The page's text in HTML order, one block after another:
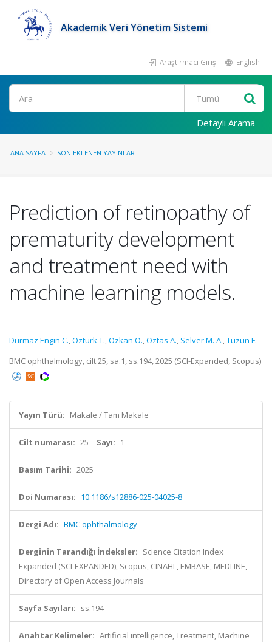
Akademik Veri Yönetim Sistemi
Araştırmacı Girişi English
Ara
Detaylı Arama
ANA SAYFA SON EKLENEN YAYINLAR
Prediction of retinopathy of
prematurity development
and treatment need with
machine learning models.
Durmaz Engin C.,Ozturk T.,Ozkan Ö.,Oztas A., Selver M. A.,Tuzun F.
BMC ophthalmology, cilt.25, sa.1, ss.194, 2025 (SCI-Expanded, Scopus)
Yayın Türü: Makale / Tam Makale
Cilt numarası: 25 Sayı: 1
Basım Tarihi: 2025
Doi Numarası: 10.1186/s12886-025-04025-8
Dergi Adı: BMC ophthalmology
Derginin Tarandığı İndeksler: Science Citation Index
Expanded (SCI-EXPANDED), Scopus, CINAHL, EMBASE, MEDLINE,
Directory of Open Access Journals
Sayfa Sayıları: ss.194
Anahtar Kelimeler: Artificial intelligence, Treatment, Machine